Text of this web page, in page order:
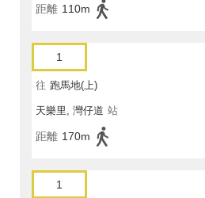
距離 110m
1
往 跑馬地(上)
天樂里, 灣仔道 站
距離 170m
1